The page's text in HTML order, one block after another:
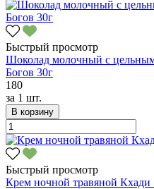
Быстрый просмотр
Шоколад молочный с
Богов 30г
180
за 1 шт.
В корзину
Быстрый просмотр
Крем ночной травяной Кхади